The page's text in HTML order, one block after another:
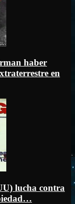
haber
en
lucha contra